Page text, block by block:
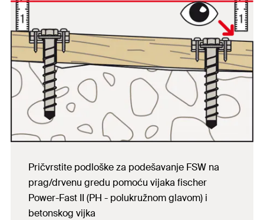
Pričvrstite podloške za podešavanje FSW na
prag/drvenu gredu pomoću vijaka fischer
Power-Fast II (PH - polukružnom glavom) i
betonskog vijka